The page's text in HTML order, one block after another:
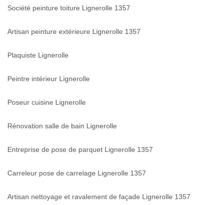
Société peinture toiture Lignerolle 1357
Artisan peinture extérieure Lignerolle 1357
Plaquiste Lignerolle
Peintre intérieur Lignerolle
Poseur cuisine Lignerolle
Rénovation salle de bain Lignerolle
Entreprise de pose de parquet Lignerolle 1357
Carreleur pose de carrelage Lignerolle 1357
Artisan nettoyage et ravalement de façade Lignerolle 1357